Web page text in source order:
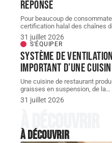
réponse
Pour beaucoup de
certification halal des chaînes
31 juillet 2026
S'ÉQUIPER
Système de
important d’une
Une cuisine de restaurant
graisses en suspension, de la…
31 juillet 2026
À découvrir
À découvrir